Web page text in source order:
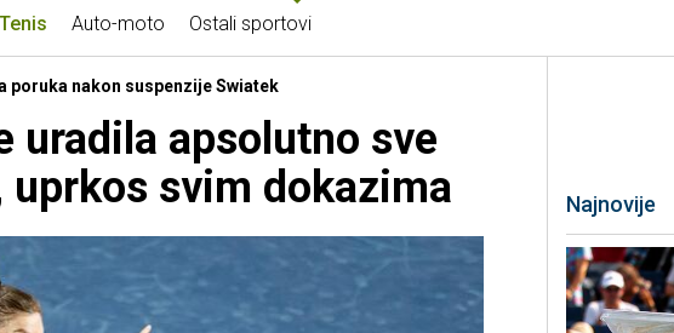
Tenis Auto-moto Ostali sportovi
poruka nakon suspenzije Swiatek
uradila apsolutno sve
uprkos svim dokazima
Najnovije